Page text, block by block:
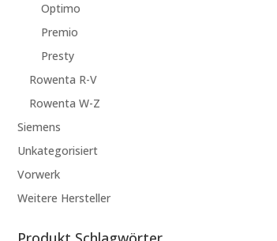
Optimo
Premio
Presty
Rowenta R-V
Rowenta W-Z
Siemens
Unkategorisiert
Vorwerk
Weitere Hersteller